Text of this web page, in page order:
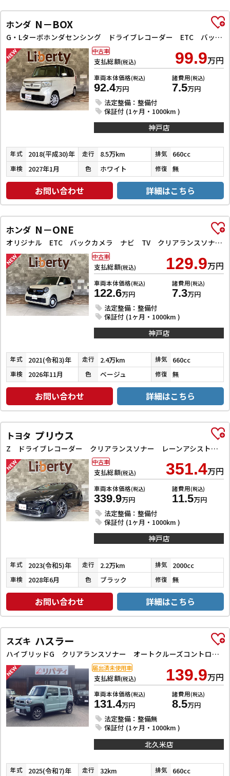
ホンダ N－BOX
G・Lターボホンダセンシング ドライブレコーダー ETC バックカメラ 両側電動スライドドア ナビ TV クリアランスソナー レーンアシスト 衝突被害軽減システム オートライト スマートキー アイドリングストップ 電動格納ミラー
支払総額(税込) 99.9万円
車両本体価格(税込)
92.4万円
諸費用(税込)
7.5万円
法定整備：整備付
保証付 (1ヶ月・1000km )
中古車
神戸店
年式 2018(平成30)年 走行 8.5万km 排気 660cc
車検 2027年1月 色 ホワイト 修復 無
お問い合わせ 詳細はこちら
ホンダ N－ONE
オリジナル ETC バックカメラ ナビ TV クリアランスソナー オートクルーズコントロール レーンアシスト 衝突被害軽減システム オートライト アイドリングストップ 電動格納ミラー CVT ESC USB
支払総額(税込) 129.9万円
車両本体価格(税込)
122.6万円
諸費用(税込)
7.3万円
法定整備：整備付
保証付 (1ヶ月・1000km )
中古車
神戸店
年式 2021(令和3)年 走行 2.4万km 排気 660cc
車検 2026年11月 色 ベージュ 修復 無
お問い合わせ 詳細はこちら
トヨタ プリウス
Z ドライブレコーダー クリアランスソナー レーンアシスト オートクルーズコントロール パークアシスト 衝突被害軽減システム 全周囲カメラ ナビ TV アルミホイール オートマチックハイビーム
支払総額(税込) 351.4万円
車両本体価格(税込)
339.9万円
諸費用(税込)
11.5万円
法定整備：整備付
保証付 (1ヶ月・1000km )
中古車
神戸店
年式 2023(令和5)年 走行 2.2万km 排気 2000cc
車検 2028年6月 色 ブラック 修復 無
お問い合わせ 詳細はこちら
スズキ ハスラー
ハイブリッドG クリアランスソナー オートクルーズコントロール レーンアシスト 衝突被害軽減システム オートライト スマートキー アイドリングストップ 電動格納ミラー シートヒーター CVT ESC エアコン
支払総額(税込) 139.9万円
車両本体価格(税込)
131.4万円
諸費用(税込)
8.5万円
法定整備：整備無
保証付 (1ヶ月・1000km )
届出済未使用車
北久米店
年式 2025(令和7)年 走行 32km 排気 660cc